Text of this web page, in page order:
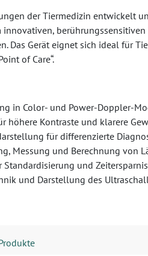
der Tiermedizin
Das Gerät eignet sich ideal für
of Care“.
in Color- und Power-Doppler-
höhere Kontraste und klarere
für differenzierte
Messung und Berechnung von
und Zeitersparnis
und Darstellung des